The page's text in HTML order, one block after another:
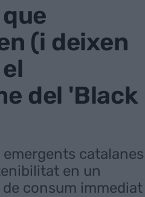
(i deixen
del 'Black
emergents catalanes
en un
consum immediat